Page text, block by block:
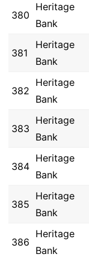
380
Heritage
Bank
381
Heritage
Bank
382
Heritage
Bank
383
Heritage
Bank
384
Heritage
Bank
385
Heritage
Bank
386
Heritage
Bank